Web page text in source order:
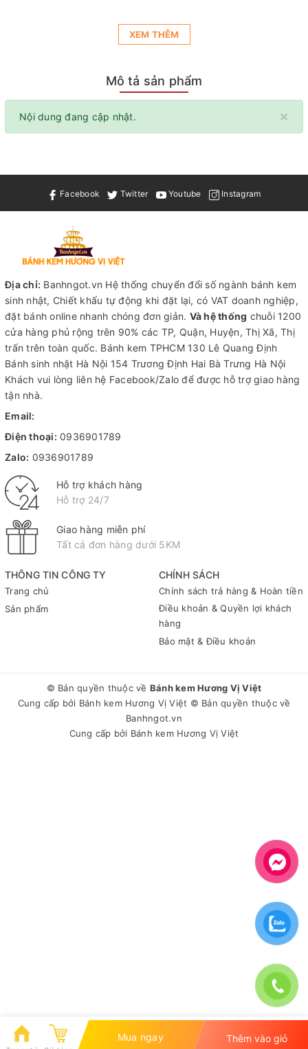
Mua ngay Thêm vào giỏ
XEM THÊM
Mô tả sản phẩm
×
Nội dung đang cập nhật.
Facebook Twitter Youtube Instagram
THÔNG TIN CÔNG TY
Trang chủ
Sản phẩm
CHÍNH SÁCH
Chính sách trả hàng & Hoàn tiền
Điều khoản & Quyền lợi khách
hàng
Bảo mật & Điều khoản
Địa chỉ: Banhngot.vn Hệ thống chuyển đổi số ngành bánh kem
sinh nhật, Chiết khấu tự động khi đặt lại, có VAT doanh nghiệp,
đặt bánh online nhanh chóng đơn giản. Và hệ thống chuỗi 1200
cửa hàng phủ rộng trên 90% các TP, Quận, Huyện, Thị Xã, Thị
trấn trên toàn quốc. Bánh kem TPHCM130 Lê Quang Định
Bánh sinh nhật Hà Nội 154 Trương Định Hai Bà Trưng Hà Nội
Khách vui lòng liên hệ Facebook/Zalo để được hỗ trợ giao hàng
tận nhà.
Email:
Điện thoại: 0936901789
Zalo: 0936901789
Hỗ trợ khách hàng
Hỗ trợ 24/7
Giao hàng miễn phí
Tất cả đơn hàng dưới 5KM
© Bản quyền thuộc về Bánh kem Hương Vị Việt
Cung cấp bởi Bánh kem Hương Vị Việt © Bản quyền thuộc về
Banhngot.vn
Cung cấp bởi Bánh kem Hương Vị Việt